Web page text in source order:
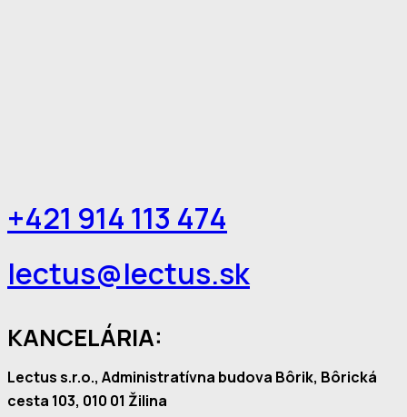
+421 914 113 474
lectus@lectus.sk
KANCELÁRIA:
Lectus s.r.o., Administratívna budova Bôrik, Bôrická
cesta 103, 010 01 Žilina